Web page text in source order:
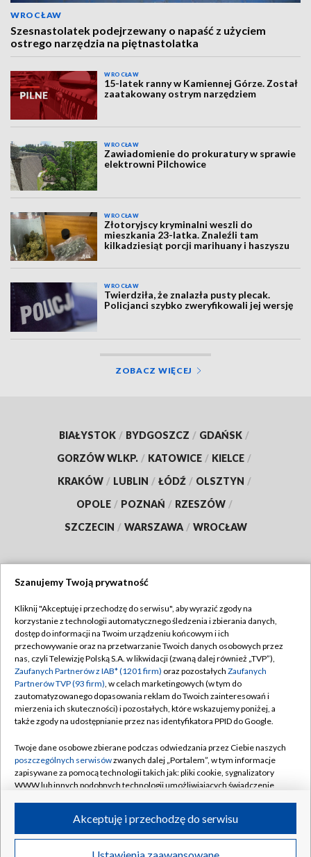
WROCŁAW
Szesnastolatek podejrzewany o napaść z użyciem
ostrego narzędzia na piętnastolatka
WROCŁAW
15-latek ranny w Kamiennej Górze. Został
zaatakowany ostrym narzędziem
WROCŁAW
Zawiadomienie do prokuratury w sprawie
elektrowni Pilchowice
WROCŁAW
Złotoryjscy kryminalni weszli do
mieszkania 23-latka. Znaleźli tam
kilkadziesiąt porcji marihuany i haszyszu
WROCŁAW
Twierdziła, że znalazła pusty plecak.
Policjanci szybko zweryfikowali jej wersję
ZOBACZ WIĘCEJ
BIAŁYSTOK / BYDGOSZCZ / GDAŃSK /
GORZÓW WLKP. / KATOWICE / KIELCE /
KRAKÓW / LUBLIN / ŁÓDŹ / OLSZTYN /
OPOLE / POZNAŃ / RZESZÓW /
SZCZECIN / WARSZAWA / WROCŁAW
TVP
Abonament TVP
Emisja w TVP
Centrum informacji TVP
Naziemna Telewizja Cyfrowa
Rada Programowa
System NOS
Informacje o nadawcy
Program dla prasy
Regulamin TVP
Polityka prywatności
Moje zgody
Pomoc
Kontakt
Kanały
©2026 Telewizja Polska S.A. w likwidacji
Szanujemy Twoją prywatność
Kliknij "Akceptuję i przechodzę do serwisu", aby wyrazić zgody na
korzystanie z technologii automatycznego śledzenia i zbierania danych,
dostęp do informacji na Twoim urządzeniu końcowym i ich
przechowywanie oraz na przetwarzanie Twoich danych osobowych przez
nas, czyli Telewizję Polską S.A. w likwidacji (zwaną dalej również „TVP”),
Zaufanych Partnerów z IAB* (1201 firm) oraz pozostałych Zaufanych
Partnerów TVP (93 firm), w celach marketingowych (w tym do
zautomatyzowanego dopasowania reklam do Twoich zainteresowań i
mierzenia ich skuteczności) i pozostałych, które wskazujemy poniżej, a
także zgody na udostępnianie przez nas identyfikatora PPID do Google.
Twoje dane osobowe zbierane podczas odwiedzania przez Ciebie naszych
poszczególnych serwisówzwanych dalej „Portalem”, w tym informacje
zapisywane za pomocą technologii takich jak: pliki cookie, sygnalizatory
WWW lub innych podobnych technologii umożliwiających świadczenie
ruchu w Internecie.
Twoje dane osobowe zbierane podczas odwiedzania przez Ciebie
Akceptuję i przechodzę do serwisu